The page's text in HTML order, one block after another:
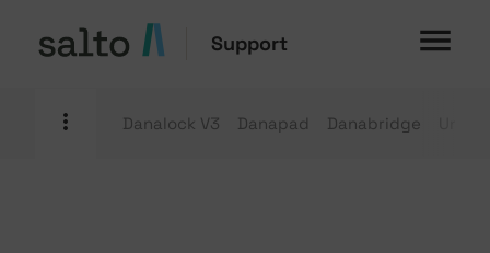
Support
Danalock V3 Danapad Danabridge